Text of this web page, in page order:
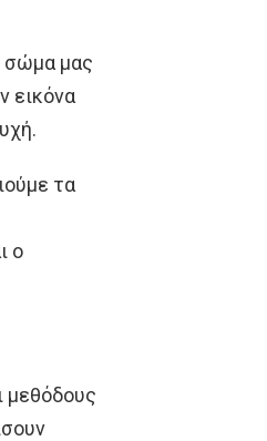
σώμα μας
εικόνα
τα
ο
μεθόδους